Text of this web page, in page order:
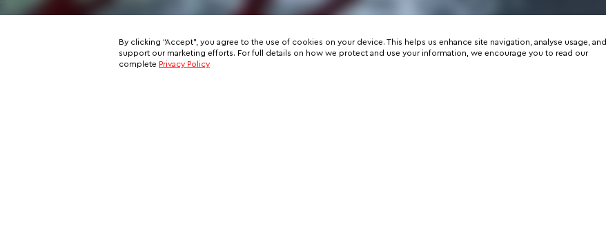
By clicking “Accept”, you agree to the use of cookies on your device. This helps us enhance site navigation, analyse usage, and
support our marketing efforts. For full details on how we protect and use your information, we encourage you to read our
complete Privacy Policy